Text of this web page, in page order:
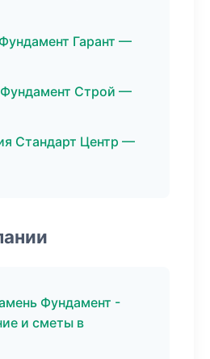
Гарант —
Строй —
Стандарт Центр —
Фундамент -
и сметы в